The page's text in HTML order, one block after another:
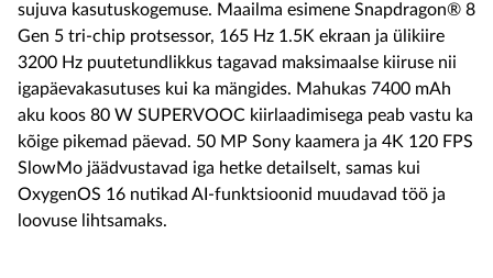
sujuva kasutuskogemuse. Maailma esimene Snapdragon® 8
Gen 5 tri-chip protsessor, 165 Hz 1.5K ekraan ja ülikiire
3200 Hz puutetundlikkus tagavad maksimaalse kiiruse nii
igapäevakasutuses kui ka mängides. Mahukas 7400 mAh
aku koos 80 W SUPERVOOC kiirlaadimisega peab vastu ka
kõige pikemad päevad. 50 MP Sony kaamera ja 4K 120 FPS
SlowMo jäädvustavad iga hetke detailselt, samas kui
OxygenOS 16 nutikad AI-funktsioonid muudavad töö ja
loovuse lihtsamaks.